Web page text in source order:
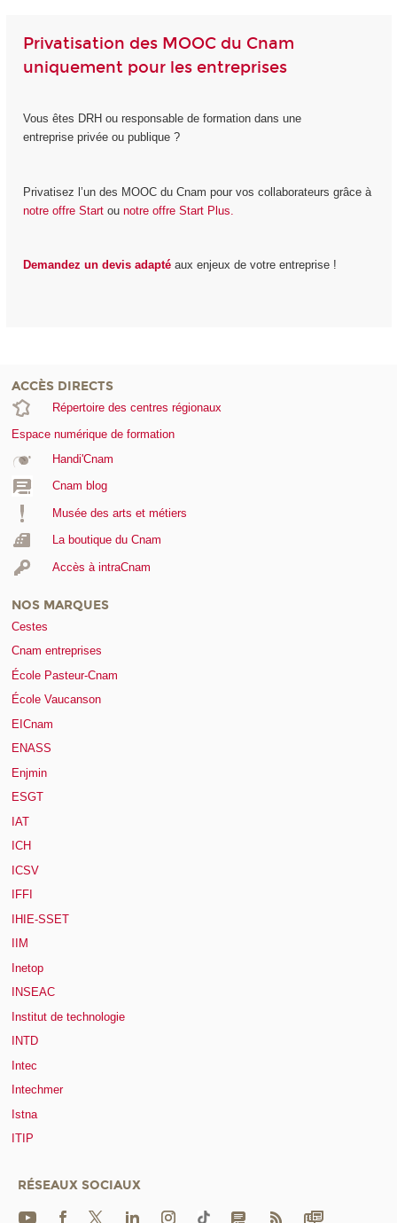
Privatisation des MOOC du Cnam
uniquement pour les entreprises
Vous êtes DRH ou responsable de formation dans une
entreprise privée ou publique ?
Privatisez l’un des MOOC du Cnam pour vos collaborateurs grâce à
notre offre Startou notre offre Start Plus.
Demandez un devis adaptéaux enjeux de votre entreprise !
ACCÈS DIRECTS
Répertoire des centres régionaux
Espace numérique de formation
Handi'Cnam
Cnam blog
Musée des arts et métiers
La boutique du Cnam
Accès à intraCnam
NOS MARQUES
Cestes
Cnam entreprises
École Pasteur-Cnam
École Vaucanson
EICnam
ENASS
Enjmin
ESGT
IAT
ICH
ICSV
IFFI
IHIE-SSET
IIM
Inetop
INSEAC
Institut de technologie
INTD
Intec
Intechmer
Istna
ITIP
RÉSEAUX SOCIAUX